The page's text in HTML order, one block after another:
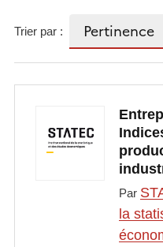
Trier par :
Par
la